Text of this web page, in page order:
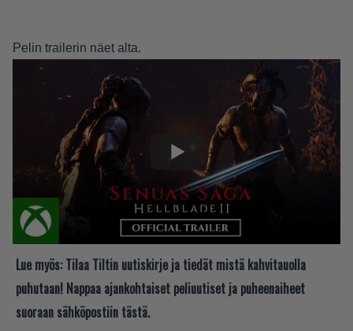
Pelin trailerin näet alta.
Lue myös: Tilaa Tiltin uutiskirje ja tiedät mistä kahvitauolla
puhutaan! Nappaa ajankohtaiset peliuutiset ja puheenaiheet
suoraan sähköpostiin tästä.